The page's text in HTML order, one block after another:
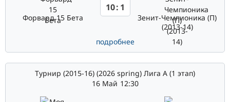
Форвард 15 Бета
10: 1
Зенит-Чемпионика (П)
(2013-14)
подробнее
Турнир (2015-16) (2026 spring) Лига А (1 этап)
16 Май 12:30